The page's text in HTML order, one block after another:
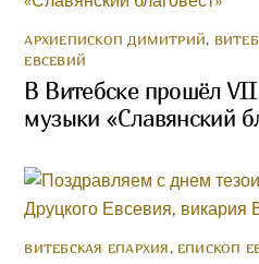
АРХИЕПИСКОП ДИМИТРИЙ,
ЕВСЕВИЙ
В Витебске прошёл
музыки «Славянский
ВИТЕБСКАЯ ЕПАРХИЯ, ЕПИСКОП